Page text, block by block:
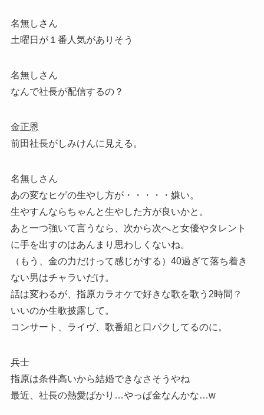
名無しさん
土曜日が１番人気がありそう
名無しさん
なんで社長が配信するの？
金正恩
前田社長がしみけんに見える。
名無しさん
あの変なヒゲの生やし方が・・・・・嫌い。
生やすんならちゃんと生やした方が良いかと。
あと一つ強いて言うなら、次から次へと女優やタレント
に手を出すのはあんまり思わしくないね。
（もう、金の力だけって感じがする）40過ぎて落ち着き
ない男はチャラいだけ。
話は変わるが、指原カラオケで好きな歌を歌う2時間？
いいのか生歌披露して。
コンサート、ライヴ、歌番組と口パクしてるのに。
兵士
指原は条件高いから結婚できなさそうやね
最近、社長の熱愛ばかり…やっぱ金なんかな…w